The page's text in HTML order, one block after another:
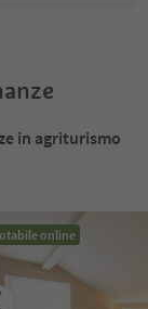
in agriturismo
online